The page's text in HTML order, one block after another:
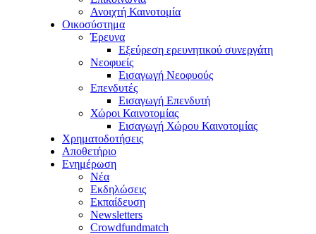
Ανοιχτή Καινοτομία
Οικοσύστημα
Έρευνα
Εξεύρεση ερευνητικού συνεργάτη
Νεοφυείς
Εισαγωγή Νεοφυούς
Επενδυτές
Εισαγωγή Επενδυτή
Χώροι Καινοτομίας
Εισαγωγή Χώρου Καινοτομίας
Χρηματοδοτήσεις
Αποθετήριο
Ενημέρωση
Νέα
Εκδηλώσεις
Εκπαίδευση
Newsletters
Crowdfundmatch